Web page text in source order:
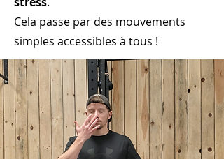
Cela passe par des mouvements
simples accessibles à tous !